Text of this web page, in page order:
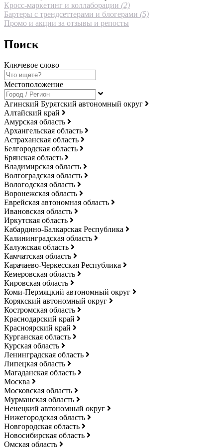
Кросс-маркетинг и коллаборации (2)
Бартеры с трендсеттерами и блогерами (5)
Промо и акции за отзывы и репосты
Поиск
Ключевое слово
Местоположение
Агинский Бурятский автономный округ
Алтайский край
Амурская область
Архангельская область
Астраханская область
Белгородская область
Брянская область
Владимирская область
Волгоградская область
Вологодская область
Воронежская область
Еврейская автономная область
Ивановская область
Иркутская область
Кабардино-Балкарская Республика
Калининградская область
Калужская область
Камчатская область
Карачаево-Черкесская Республика
Кемеровская область
Кировская область
Коми-Пермяцкий автономный округ
Корякский автономный округ
Костромская область
Краснодарский край
Красноярский край
Курганская область
Курская область
Ленинградская область
Липецкая область
Магаданская область
Москва
Московская область
Мурманская область
Ненецкий автономный округ
Нижегородская область
Новгородская область
Новосибирская область
Омская область